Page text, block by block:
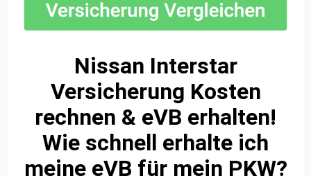
Nissan Interstar
Versicherung Kosten
rechnen & eVB erhalten!
Wie schnell erhalte ich
meine eVB für mein PKW?